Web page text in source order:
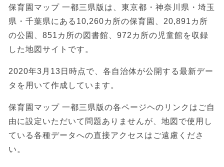
保育園マップ 一都三県版は、東京都・神奈川県・埼玉
県・千葉県にある10,260カ所の保育園、20,891カ所
の公園、851カ所の図書館、972カ所の児童館を収録
した地図サイトです。
2020年3月13日時点で、各自治体が公開する最新デー
タを用いて作成しています。
保育園マップ 一都三県版の各ページヘのリンクはご自
由に設定いただいて問題ありませんが、地図で使用し
ている各種データへの直接アクセスはご遠慮くださ
い。